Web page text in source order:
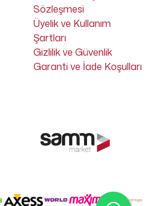
Sözleşmesi
Üyelik ve Kullanım
Şartları
Gizlilik ve Güvenlik
Garanti ve İade Koşulları